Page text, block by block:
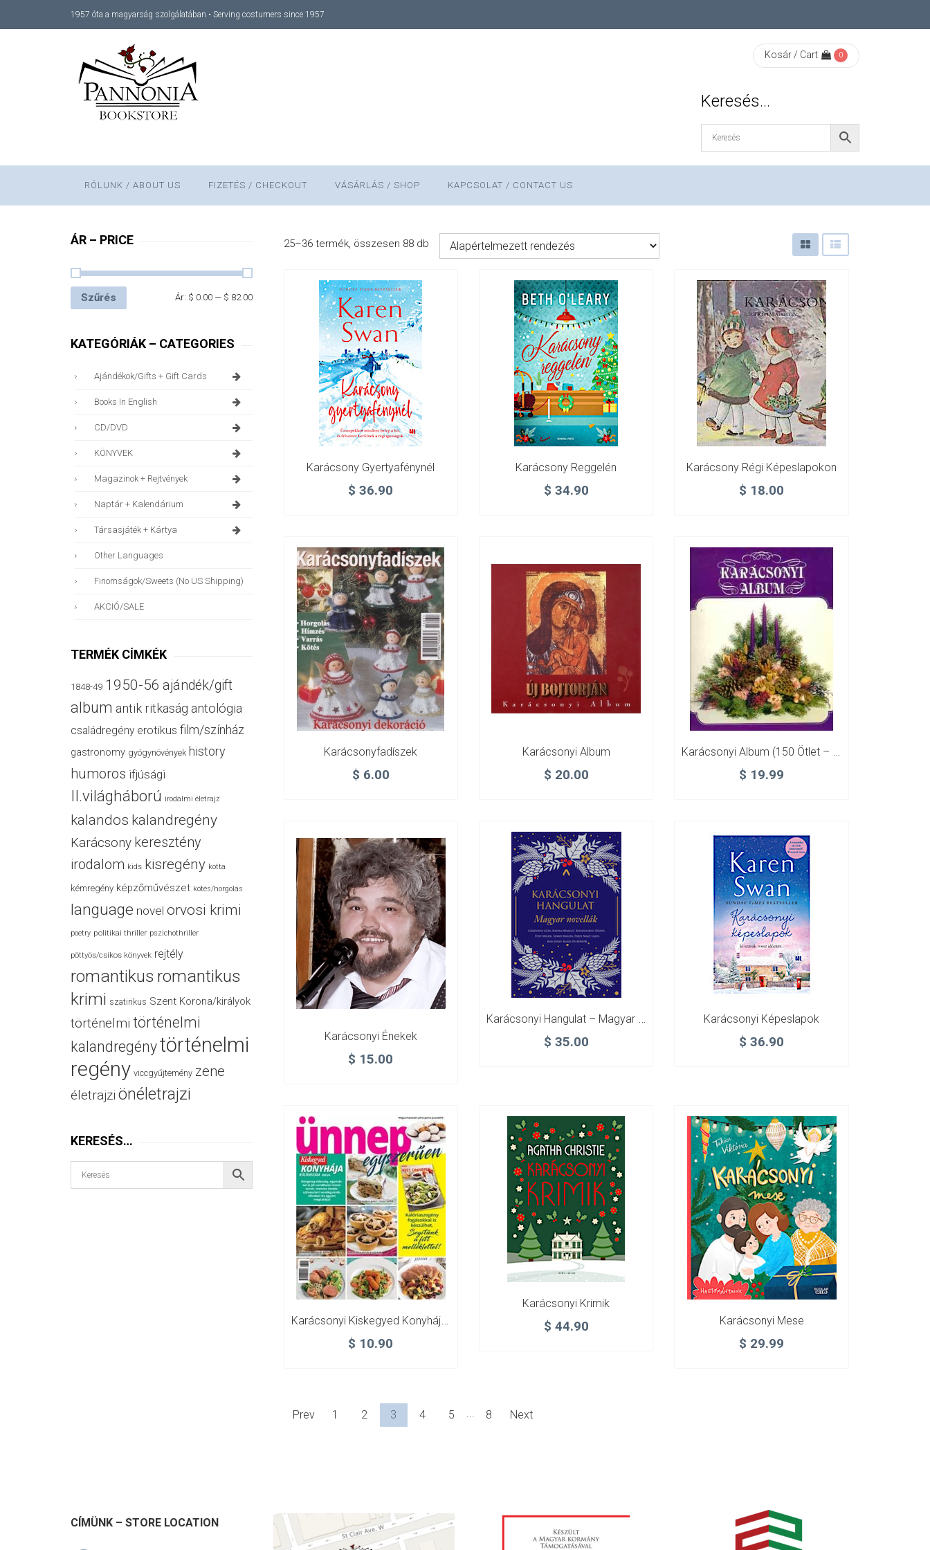
1957 óta a magyarság szolgálatában • Serving costumers since 1957
Kosár / Cart 0
Keresés…
RÓLUNK / ABOUT US FIZETÉS / CHECKOUT VÁSÁRLÁS / SHOP KAPCSOLAT / CONTACT US
25–36 termék, összesen 88 db
Karácsony Gyertyafénynél
$ 36.90
Karácsony Reggelén
$ 34.90
Karácsony Régi Képeslapokon
$ 18.00
Karácsonyfadíszek
$ 6.00
Karácsonyi Album
$ 20.00 $ 19.99
Karácsonyi Énekek
$ 15.00
$ 35.00
Karácsonyi Képeslapok
$ 36.90
Karácsonyi Kiskegyed Konyhája Különszám – 2023/4 – Ünnep Egyszerűen
$ 10.90
Karácsonyi Krimik
$ 44.90 Karácsonyi Mese
$ 29.99
Prev 1 2 3 4 5 ... 8 Next
ÁR – PRICE
Szűrés Ár: $ 0.00— $ 82.00
KATEGÓRIÁK – CATEGORIES
Ajándékok/gifts + Gift Cards
Books In English
CD/DVD
KÖNYVEK
Magazinok + Rejtvények
Naptár + Kalendárium
Társasjáték + Kártya
Other Languages
Finomságok/sweets (no US Shipping)
AKCIÓ/SALE
TERMÉK CÍMKÉK
1848-49 1950-56 ajándék/gift
album antik ritkaság antológia
családregény erotikus film/színház
gastronomy gyógynövények history
humoros ifjúsági
II.világháború irodalmi életrajz
kalandos kalandregény
Karácsony keresztény
irodalom kids kisregény kotta
kémregény képzőművészet kötés/horgolás
language novel orvosi krimi
poetry politikai thriller pszichothriller
pöttyös/csíkos könyvek rejtély
romantikus romantikus
krimi szatirikus Szent Korona/királyok
történelmi történelmi
kalandregénytörténelmi
regény viccgyűjtemény zene
életrajzi önéletrajzi
KERESÉS…
CÍMÜNK – STORE LOCATION